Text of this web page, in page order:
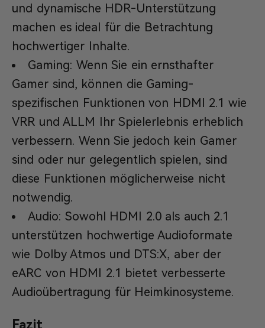
und dynamische HDR-Unterstützung
machen es ideal für die Betrachtung
hochwertiger Inhalte.
Gaming: Wenn Sie ein ernsthafter
Gamer sind, können die Gaming-
spezifischen Funktionen von HDMI 2.1 wie
VRR und ALLM Ihr Spielerlebnis erheblich
verbessern. Wenn Sie jedoch kein Gamer
sind oder nur gelegentlich spielen, sind
diese Funktionen möglicherweise nicht
notwendig.
Audio: Sowohl HDMI 2.0 als auch 2.1
unterstützen hochwertige Audioformate
wie Dolby Atmos und DTS:X, aber der
eARC von HDMI 2.1 bietet verbesserte
Audioübertragung für Heimkinosysteme.
Fazit